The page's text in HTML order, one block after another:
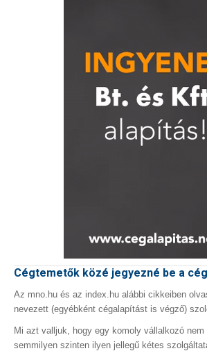
Cégtemetők közé jegyezné be a
Az mno.hu és az index.hu alábbi cikkeiben
nevezett (egyébként cégalapítást is végző)
Mi azt valljuk, hogy egy komoly vállalkozó
semmilyen szinten ilyen jellegű kétes